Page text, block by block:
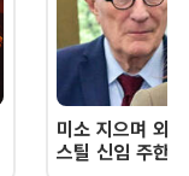
미소 지으며 외
스틸 신임 주한